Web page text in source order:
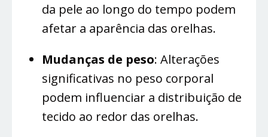
da pele ao longo do tempo podem
afetar a aparência das orelhas.
Mudanças de peso: Alterações
significativas no peso corporal
podem influenciar a distribuição de
tecido ao redor das orelhas.